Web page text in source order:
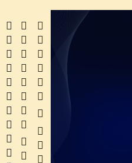
 